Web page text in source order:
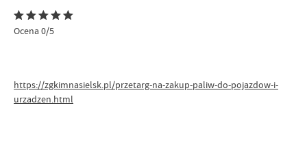
Ocena 0/5
https://zgkimnasielsk.pl/przetarg-na-zakup-paliw-do-pojazdow-i-
urzadzen.html